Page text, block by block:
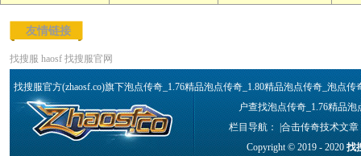
友情链接
找搜服 haosf 找搜服官网
找搜服官方(zhaosf.co)旗下泡点传奇_1.76精品泡点传奇_1.80精品泡点传奇_泡点
户查找泡点传奇_1.76精品
栏目导航： |合击传奇技术文章
Copyright © 2019 - 2020找